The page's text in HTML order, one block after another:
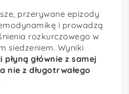
przerywane epizody
i prowadzą
rozkurczowego w
siedzeniem. Wyniki
płyną głównie z samej
nie z długotrwałego